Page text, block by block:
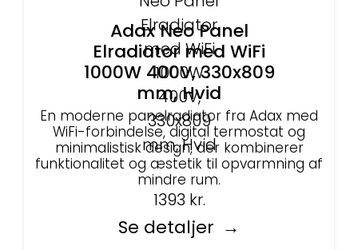
Adax Neo Panel
Elradiator med WiFi
1000W 400V, 330x809
mm, Hvid
En moderne panelradiator fra Adax med
WiFi-forbindelse, digital termostat og
minimalistisk design, der kombinerer
funktionalitet og æstetik til opvarmning af
mindre rum.
1393 kr.
Se detaljer